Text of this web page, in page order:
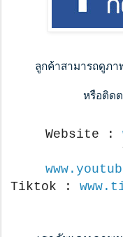
ลูกค้าสามารถดูภา
หรือติด
Website :
Tiktok :